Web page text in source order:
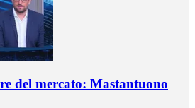
del mercato: Mastantuono